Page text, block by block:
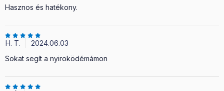
Hasznos és hatékony.
H. T.
2024.06.03
Sokat segít a nyiroködémámon